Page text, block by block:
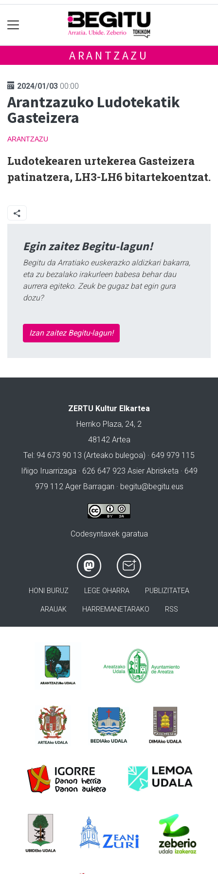
ARANTZAZU
2024/01/03 00:00
Arantzazuko Ludotekatik
Gasteizera
ARANTZAZU
Ludotekearen urtekerea Gasteizera
patinatzera, LH3-LH6 bitartekoentzat.
Egin zaitez Begitu-lagun!
Begitu da Arratiako euskerazko aldizkari bakarra,
eta zu bezalako irakurleen babesa behar dau
aurrera egiteko. Zeuk be gugaz bat egin gura
dozu?
Izan zaitez Begitu-lagun!
ZERTU Kultur Elkartea
Herriko Plaza, 24, 2
48142 Artea
Tel: 94 673 90 13 (Arteako bulegoa) · 649 979 115
Iñigo Iruarrizaga · 626 647 923 Asier Abrisketa · 649
979 112 Ager Barragan · begitu@begitu.eus
Codesyntaxek garatua
HONI BURUZ LEGE OHARRA PUBLIZITATEA
ARAUAK HARREMANETARAKO RSS